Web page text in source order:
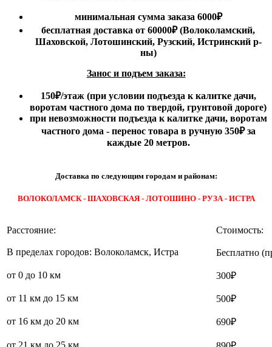
минимальная сумма заказа 6000₽
бесплатная доставка от 60000₽ (Волоколамский,
Шаховской, Лотошинский, Рузский, Истринский р-
ны)
Занос и подъем заказа:
150₽/этаж(при условии подъезда к калитке дачи,
воротам частного дома по твердой, грунтовой дороге)
при невозможности подъезда к калитке дачи, воротам
частного дома - перенос товара в ручную 350₽ за
каждые 20 метров.
Доставка по следующим городам и районам:
ВОЛОКОЛАМСК - ШАХОВСКАЯ - ЛОТОШИНО - РУЗА - ИСТРА
Расстояние: Стоимость:
В пределах городов: Волоколамск, Истра Бесплатно
от 0 до 10 км 300₽
от 11 км до 15 км 500₽
от 16 км до 20 км 690₽
от 21 км до 25 км